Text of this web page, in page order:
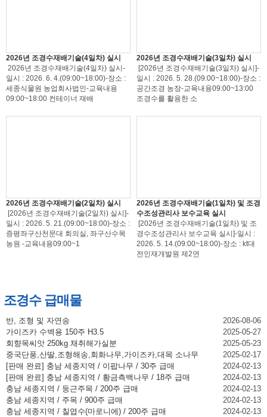
2026년 조경수재배기술(4일차) 실시
2026년 조경수재배기술(4일차) 실시-
일시 : 2026. 6. 4.(09:00~18:00)-장소 :
세종식물원 농업회사법인-교육내용
09:00~18:00 컨테이너 재배
2026년 조경수재배기술(3일차) 실시
[2026년 조경수재배기술(3일차) 실시]-
일시 : 2026. 5. 28.(09:00~18:00)-장소 :
공간조경 농장-교육내용09:00~13:00
조경수를 활용한 소
2026년 조경수재배기술(2일차) 실시
[2026년 조경수재배기술(2일차) 실시]-
일시 : 2026. 5. 21.(09:00~18:00)-장소 :
증평좌구산천문대 회의실, 좌구산수목
농원 -교육내용09:00~1
2026년 조경수재배기술(1일차) 및 조경
수조성관리사 보수교육 실시
[2026년 조경수재배기술(1일차) 및 조
경수조성관리사 보수교육 실시]-일시 :
2026. 5. 14.(09:00~18:00)-장소 : kt대
전인재개발원 제2연
조경수 급매물
반, 조형 및 자연송
2026-08-06
가이즈카 수벽용 150주 H3.5
2025-05-27
회향목씨앗 250kg 채취해가실분
2025-05-23
중국단풍,산딸,조형해송,회화나무,가이즈카,대목 소나무
2025-02-17
[판매 완료] 충남 세종지역 / 이팝나무 / 30주 급매
2024-02-13
[판매 완료] 충남 세종지역 / 황금측백나무 / 18주 급매
2024-02-13
충남 세종지역 / 둥근주목 / 200주 급매
2024-02-13
충남 세종지역 / 주목 / 900주 급매
2024-02-13
충남 세종지역 / 칠엽수(마로니에) / 200주 급매
2024-02-13